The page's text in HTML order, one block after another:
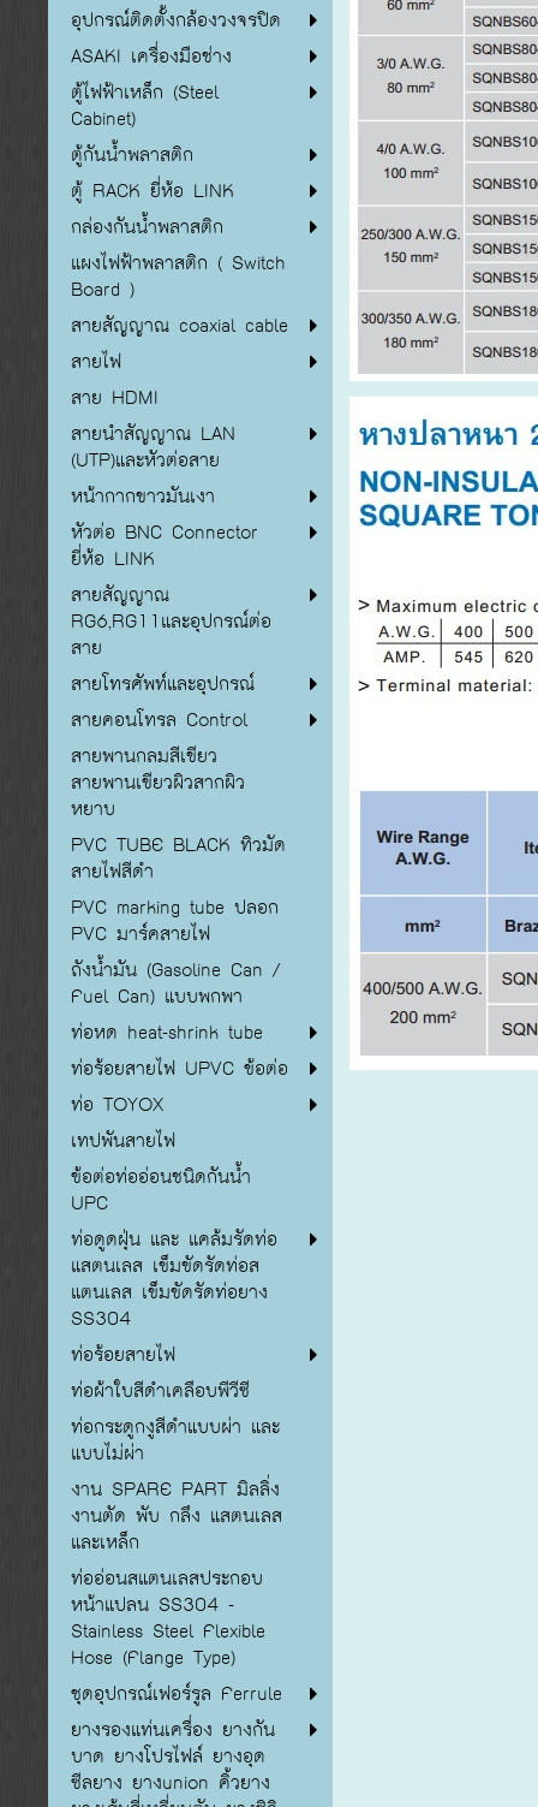
อุปกรณ์ติดตั้งกล้องวงจรปิด
ASAKI เครื่องมือช่าง
ตู้ไฟฟ้าเหล็ก (Steel
Cabinet)
ตู้กันน้ำพลาสติก
ตู้ RACK ยี่ห้อ LINK
กล่องกันน้ำพลาสติก
แผงไฟฟ้าพลาสติก ( Switch
Board )
สายสัญญาณ coaxial cable
สายไฟ
สาย HDMI
สายนำสัญญาณ LAN
(UTP)และหัวต่อสาย
หน้ากากขาวมันเงา
หัวต่อ BNC Connector
ยี่ห้อ LINK
สายสัญญาณ
RG6,RG11และอุปกรณ์ต่อ
สาย
สายโทรศัพท์และอุปกรณ์
สายคอนโทรล Control
สายพานกลมสีเขียว
สายพานเขียวผิวสากผิว
หยาบ
PVC TUBE BLACK ทิวมัด
สายไฟสีดำ
PVC marking tube ปลอก
PVC มาร์คสายไฟ
ถังน้ำมัน (Gasoline Can /
Fuel Can) แบบพกพา
ท่อหด heat-shrink tube
ท่อร้อยสายไฟ UPVC ข้อต่อ
ท่อ TOYOX
เทปพันสายไฟ
ข้อต่อท่ออ่อนชนิดกันน้ำ
UPC
ท่อดูดฝุ่น และ แคล้มรัดท่อ
แสตนเลส เข็มขัดรัดท่อส
แตนเลส เข็มขัดรัดท่อยาง
SS304
ท่อร้อยสายไฟ
ท่อผ้าใบสีดำเคลือบพีวีซี
ท่อกระดูกงูสีดำแบบผ่า และ
แบบไม่ผ่า
งาน SPARE PART มิลลิ่ง
งานตัด พับ กลึง แสตนเลส
และเหล็ก
ท่ออ่อนสแตนเลสประกอบ
หน้าแปลน SS304 -
Stainless Steel Flexible
Hose (Flange Type)
ชุดอุปกรณ์เฟอร์รูล Ferrule
ยางรองแท่นเครื่อง ยางกัน
บาด ยางโปรไฟล์ ยางอุด
ซีลยาง ยางunion คิ้วยาง